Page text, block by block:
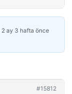
2 ay 3 hafta önce
#15812